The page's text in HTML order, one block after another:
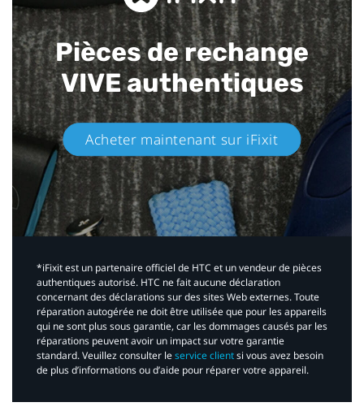
Pièces de rechange
VIVE authentiques​
Acheter maintenant sur iFixit​
*iFixit est un partenaire officiel de HTC et un vendeur de pièces
authentiques autorisé. HTC ne fait aucune déclaration
concernant des déclarations sur des sites Web externes. Toute
réparation autogérée ne doit être utilisée que pour les appareils
qui ne sont plus sous garantie, car les dommages causés par les
réparations peuvent avoir un impact sur votre garantie
standard. Veuillez consulter leservice clientsi vous avez besoin
de plus d’informations ou d’aide pour réparer votre appareil.​